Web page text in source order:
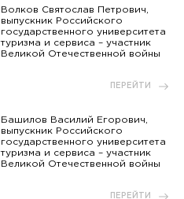
Волков Святослав Петрович,
выпускник Российского
государственного университета
туризма и сервиса – участник
Великой Отечественной войны
ПЕРЕЙТИ
Башилов Василий Егорович,
выпускник Российского
государственного университета
туризма и сервиса – участник
Великой Отечественной войны
ПЕРЕЙТИ